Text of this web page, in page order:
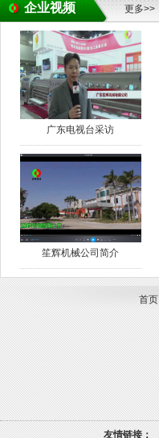
企业视频 更多>>
广东电视台采访
笙辉机械公司简介
首页
友情链接：